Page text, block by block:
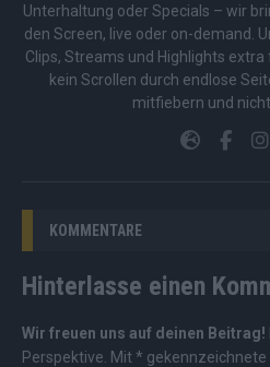
Unterhaltung oder Specials – wir
den Screen, live oder on-demand.
Clips, Streams und Highlights extra
kein Scrollen durch endlose
mitfiebern und
KOMMENTARE
Hinterlasse einen
Wir freuen uns auf deinen Beitrag!
Perspektive. Mit *